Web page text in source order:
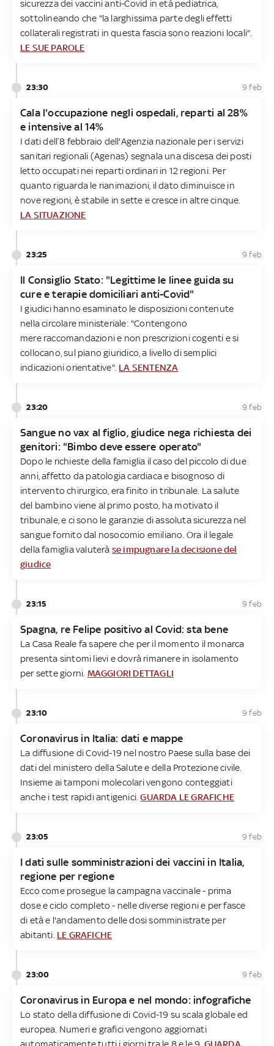
sicurezza dei vaccini anti-Covid in età pediatrica,
sottolineando che "la larghissima parte degli effetti
collaterali registrati in questa fascia sono reazioni locali".
LE SUE PAROLE
23:30 9 feb
Cala l'occupazione negli ospedali, reparti al 28%
e intensive al 14%
I dati dell’8 febbraio dell'Agenzia nazionale per i servizi
sanitari regionali (Agenas) segnala una discesa dei posti
letto occupati nei reparti ordinari in 12 regioni. Per
quanto riguarda le rianimazioni, il dato diminuisce in
nove regioni, è stabile in sette e cresce in altre cinque.
LA SITUAZIONE
23:25 9 feb
Il Consiglio Stato: "Legittime le linee guida su
cure e terapie domiciliari anti-Covid"
I giudici hanno esaminato le disposizioni contenute
nella circolare ministeriale: "Contengono
mere raccomandazioni e non prescrizioni cogenti e si
collocano, sul piano giuridico, a livello di semplici
indicazioni orientative". LA SENTENZA
23:20 9 feb
Sangue no vax al figlio, giudice nega richiesta dei
genitori: "Bimbo deve essere operato"
Dopo le richieste della famiglia il caso del piccolo di due
anni, affetto da patologia cardiaca e bisognoso di
intervento chirurgico, era finito in tribunale. La salute
del bambino viene al primo posto, ha motivato il
tribunale, e ci sono le garanzie di assoluta sicurezza nel
sangue fornito dal nosocomio emiliano. Ora il legale
della famiglia valuterà se impugnare la decisione del
giudice
23:15 9 feb
Spagna, re Felipe positivo al Covid: sta bene
La Casa Reale fa sapere che per il momento il monarca
presenta sintomi lievi e dovrà rimanere in isolamento
per sette giorni. MAGGIORI DETTAGLI
23:10 9 feb
Coronavirus in Italia: dati e mappe
La diffusione di Covid-19 nel nostro Paese sulla base dei
dati del ministero della Salute e della Protezione civile.
Insieme ai tamponi molecolari vengono conteggiati
anche i test rapidi antigenici.GUARDA LE GRAFICHE
23:05 9 feb
I dati sulle somministrazioni dei vaccini in Italia,
regione per regione
Ecco come prosegue la campagna vaccinale - prima
dose e ciclo completo - nelle diverse regioni e per fasce
di età e l'andamento delle dosi somministrate per
abitanti. LE GRAFICHE
23:00 9 feb
Coronavirus in Europa e nel mondo: infografiche
Lo stato della diffusione di Covid-19 su scala globale ed
europea. Numeri e grafici vengono aggiornati
automaticamente tutti i giorni tra le 8 e le 9. GUARDA